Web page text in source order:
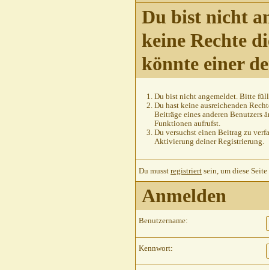
Du bist nicht
keine Rechte
könnte einer
Du bist nicht angemeldet. Bitte
Du hast keine ausreichenden
Beiträge eines anderen Benutzers
Funktionen aufrufst.
Du versuchst einen Beitrag zu
Aktivierung deiner Registrierung.
Du musst registriert sein, um diese
Anmelden
Benutzername:
Kennwort: